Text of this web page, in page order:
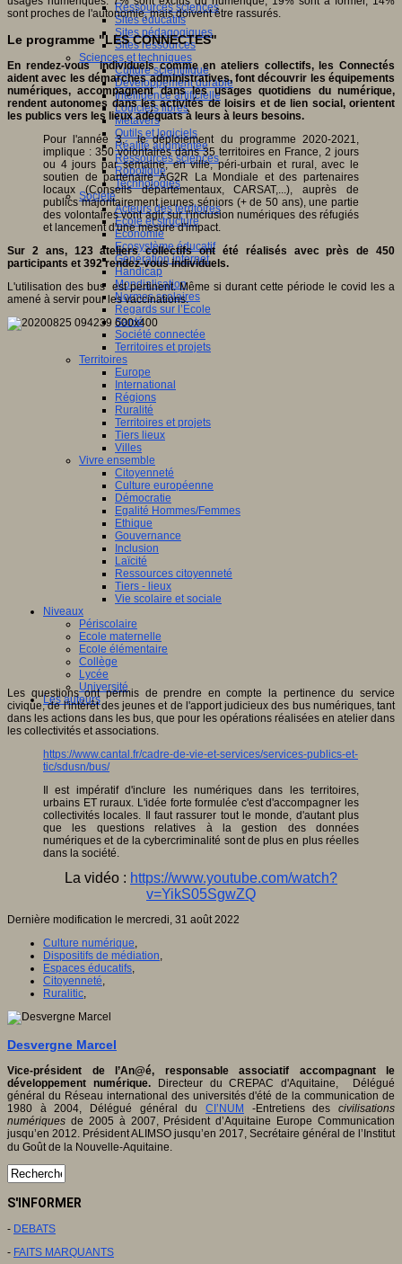
Ressources sciences
Sites éducatifs
Sites pédagogiques
Sites ressources
Sciences et techniques
Culture scientifique
Développement durable
Intelligence artificielle
Logiciels libres
Métavers
Outils et logiciels
Réalité augmentée
Ressources sciences
Robotique
Technologies
Société
Acteurs des territoires
Ecole et structure
Economie
Ecosystème éducatif
Génération internet
Handicap
Mondialisation
Normes scolaires
Regards sur l’Ecole
Santé
Société connectée
Territoires et projets
Territoires
Europe
International
Régions
Ruralité
Territoires et projets
Tiers lieux
Villes
Vivre ensemble
Citoyenneté
Culture européenne
Démocratie
Egalité Hommes/Femmes
Ethique
Gouvernance
Inclusion
Laïcité
Ressources citoyenneté
Tiers - lieux
Vie scolaire et sociale
Niveaux
Périscolaire
Ecole maternelle
Ecole élémentaire
Collège
Lycée
Université
Les auteurs
sont proches de l'autonomie, mais doivent être rassurés.
Le programme "LES CONNECTES"
En rendez-vous individuels comme en ateliers collectifs, les Connectés
aident avec les démarches administratives, font découvrir les équipements
numériques, accompagnent dans les usages quotidiens du numérique,
rendent autonomes dans les activités de loisirs et de lien social, orientent
les publics vers les lieux adéquats à leurs à leurs besoins.
Pour l'année 3, le déploiement du programme 2020-2021,
implique : 350 volontaires dans 35 territoires en France, 2 jours
ou 4 jours par semaine, en ville, péri-urbain et rural, avec le
soutien de partenaire AG2R La Mondiale et des partenaires
locaux (Conseils départementaux, CARSAT,...), auprès de
publics majoritairement jeunes séniors (+ de 50 ans), une partie
des volontaires vont agir sur l'inclusion numériques des réfugiés
et lancement d'une mesure d'impact.
Sur 2 ans, 123 ateliers collectifs ont été réalisés avec près de 450
participants et 392 rendez-vous individuels.
L'utilisation des bus est pertinent. Même si durant cette période le covid les a
amené à servir pour les vaccinations.
Les questions ont permis de prendre en compte la pertinence du service
civique, de l'intérêt des jeunes et de l'apport judicieux des bus numériques, tant
dans les actions dans les bus, que pour les opérations réalisées en atelier dans
les collectivités et associations.
https://www.cantal.fr/cadre-de-vie-et-services/services-publics-et-
tic/sdusn/bus/
Il est impératif d'inclure les numériques dans les territoires,
urbains ET ruraux. L'idée forte formulée c'est d'accompagner les
collectivités locales. Il faut rassurer tout le monde, d'autant plus
que les questions relatives à la gestion des données
numériques et de la cybercriminalité sont de plus en plus réelles
dans la société.
La vidéo : https://www.youtube.com/watch?
v=YikS05SgwZQ
Dernière modification le mercredi, 31 août 2022
Culture numérique,
Dispositifs de médiation,
Espaces éducatifs,
Citoyenneté,
Ruralitic,
Desvergne Marcel
Vice-président de l’An@é, responsable associatif accompagnant le
développement numérique.Directeur du CREPAC d'Aquitaine, Délégué
général du Réseau international des universités d'été de la communication de
1980 à 2004, Délégué général du CI’NUM -Entretiens des civilisations
numériques de 2005 à 2007, Président d’Aquitaine Europe Communication
jusqu’en 2012. Président ALIMSO jusqu’en 2017, Secrétaire général de l’Institut
du Goût de la Nouvelle-Aquitaine.
S'INFORMER
- DEBATS
- FAITS MARQUANTS